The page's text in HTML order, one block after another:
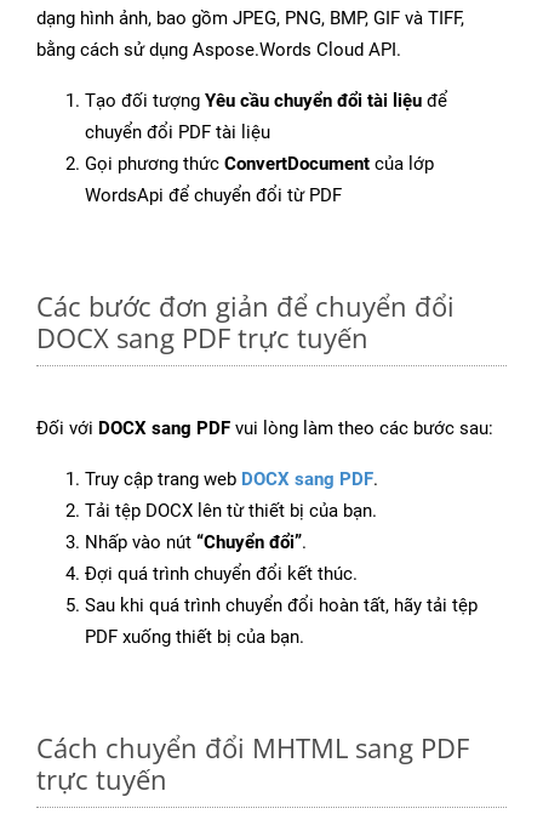
dạng hình ảnh, bao gồm JPEG, PNG, BMP, GIF và TIFF,
bằng cách sử dụng Aspose.Words Cloud API.
Tạo đối tượng Yêu cầu chuyển đổi tài liệu để
chuyển đổi PDF tài liệu
Gọi phương thức ConvertDocument của lớp
WordsApi để chuyển đổi từ PDF
Các bước đơn giản để chuyển đổi
DOCX sang PDF trực tuyến
Đối với DOCX sang PDF vui lòng làm theo các bước sau:
Truy cập trang web DOCX sang PDF.
Tải tệp DOCX lên từ thiết bị của bạn.
Nhấp vào nút “Chuyển đổi”.
Đợi quá trình chuyển đổi kết thúc.
Sau khi quá trình chuyển đổi hoàn tất, hãy tải tệp
PDF xuống thiết bị của bạn.
Cách chuyển đổi MHTML sang PDF
trực tuyến